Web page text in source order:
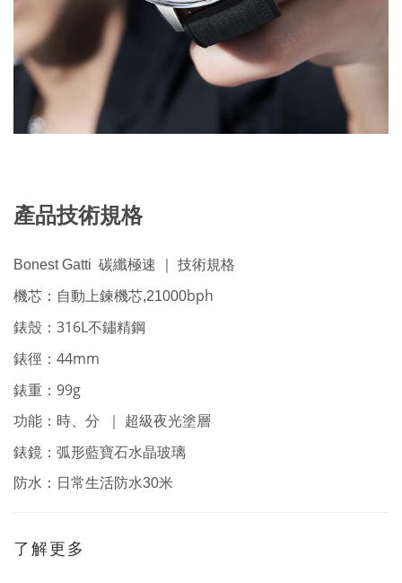
產品技術規格
Bonest Gatti 碳纖極速 ｜ 技術規格
機芯：自動上鍊機芯,21000bph
錶殼：316L不鏽精鋼
錶徑： 44mm
錶重： 99g
功能：時、分 ｜ 超級夜光塗層
錶鏡：弧形藍寶石水晶玻璃
防水：日常生活防水30米
了解更多